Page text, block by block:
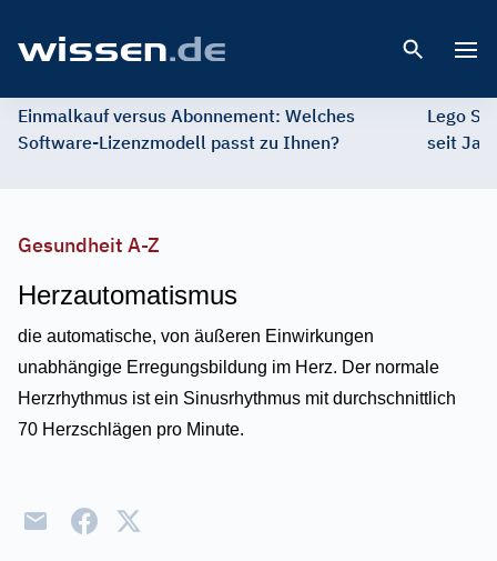
Einmalkauf versus Abonnement: Welches
Software-Lizenzmodell passt zu Ihnen?
Lego
seit
Gesundheit A-Z
Herzautomatismus
die automatische, von äußeren Einwirkungen
unabhängige Erregungsbildung im Herz. Der normale
Herzrhythmus ist ein Sinusrhythmus mit durchschnittlich
70 Herzschlägen pro Minute.